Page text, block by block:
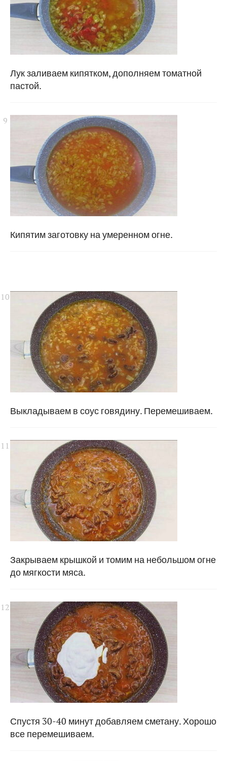
Лук заливаем кипятком, дополняем томатной
пастой.
Кипятим заготовку на умеренном огне.
Выкладываем в соус говядину. Перемешиваем.
Закрываем крышкой и томим на небольшом огне
до мягкости мяса.
Спустя 30-40 минут добавляем сметану. Хорошо
все перемешиваем.